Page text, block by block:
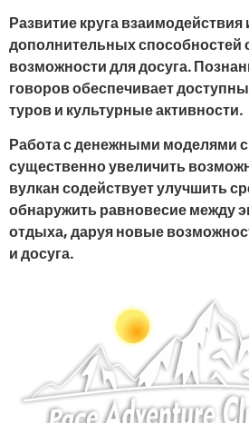
Развитие круга взаимодействия
дополнительных способностей
возможности для досуга.
говоров обеспечивает
туров и культурные активности.
Работа с денежными моделями
существенно увеличить
вулкан содействует улучшить
обнаружить равновесие между
отдыха, даруя новые
и досуга.